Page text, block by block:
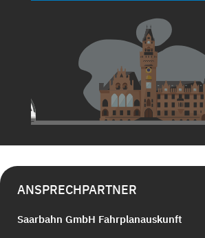
ANSPRECHPARTNER
Saarbahn GmbH Fahrplanauskunft